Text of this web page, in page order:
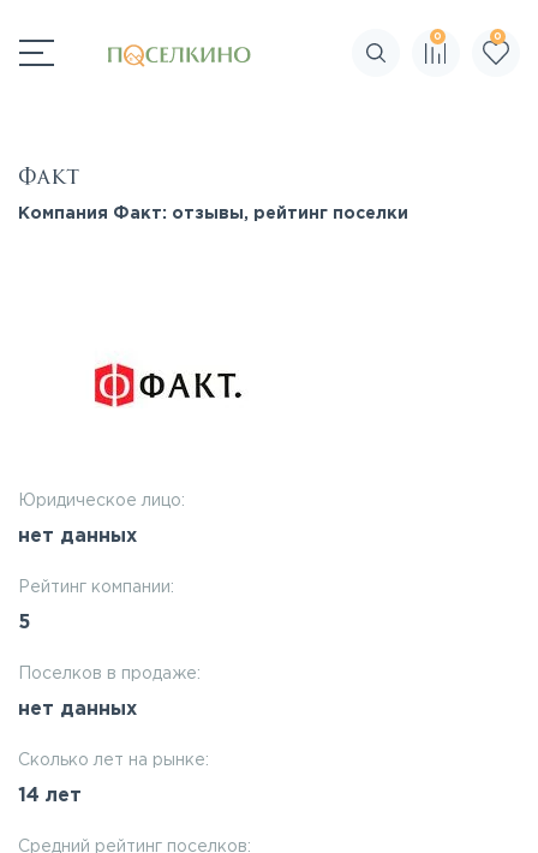
Поиск по сайту
0 0
Факт
Компания Факт: отзывы, рейтинг поселки
Юридическое лицо:
нет данных
Рейтинг компании:
5
Поселков в продаже:
нет данных
Сколько лет на рынке:
14 лет
Средний рейтинг поселков: